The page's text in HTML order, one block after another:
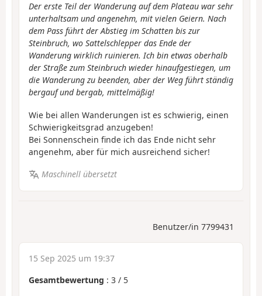
Der erste Teil der Wanderung auf dem Plateau war sehr
unterhaltsam und angenehm, mit vielen Geiern. Nach
dem Pass führt der Abstieg im Schatten bis zur
Steinbruch, wo Sattelschlepper das Ende der
Wanderung wirklich ruinieren. Ich bin etwas oberhalb
der Straße zum Steinbruch wieder hinaufgestiegen, um
die Wanderung zu beenden, aber der Weg führt ständig
bergauf und bergab, mittelmäßig!
Wie bei allen Wanderungen ist es schwierig, einen
Schwierigkeitsgrad anzugeben!
Bei Sonnenschein finde ich das Ende nicht sehr
angenehm, aber für mich ausreichend sicher!
Maschinell übersetzt
Benutzer/in 7799431
15 Sep 2025 um 19:37
Gesamtbewertung : 3 / 5